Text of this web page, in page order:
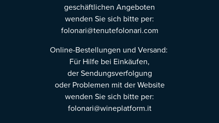
geschäftlichen Angeboten
wenden Sie sich bitte per:
folonari@tenutefolonari.com
Online-Bestellungen und Versand:
Für Hilfe bei Einkäufen,
der Sendungsverfolgung
oder Problemen mit der Website
wenden Sie sich bitte per:
folonari@wineplatform.it